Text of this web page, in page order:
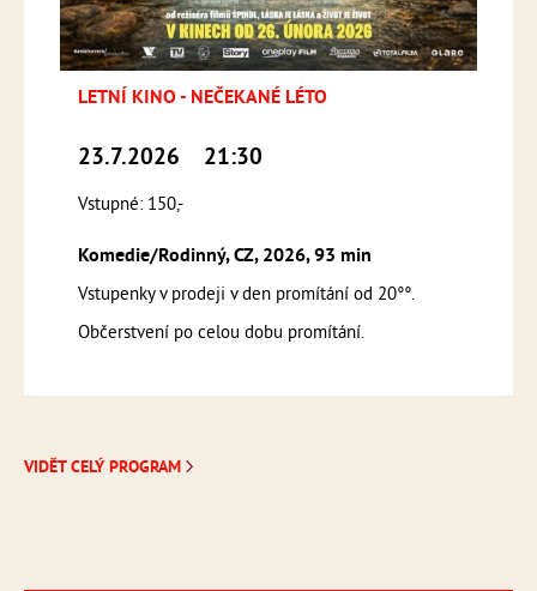
LETNÍ KINO - NEČEKANÉ LÉTO
23.7.2026 21:30
Vstupné: 150,-
Komedie/Rodinný, CZ, 2026, 93 min
Vstupenky v prodeji v den promítání od 20°°.
Občerstvení po celou dobu promítání.
VIDĚT CELÝ PROGRAM